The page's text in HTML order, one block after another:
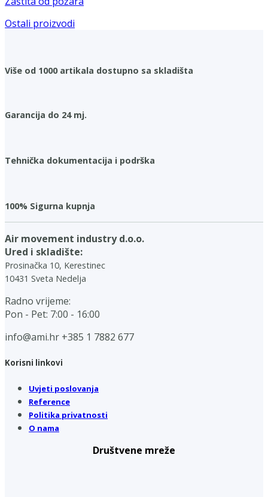
Ostali proizvodi
Više od 1000 artikala dostupno sa skladišta
Garancija do 24 mj.
Tehnička dokumentacija i podrška
100% Sigurna kupnja
Air movement industry d.o.o.
Ured i skladište:
Prosinačka 10, Kerestinec
10431 Sveta Nedelja
Radno vrijeme:
Pon - Pet: 7:00 - 16:00
info@ami.hr +385 1 7882 677
Korisni linkovi
Uvjeti poslovanja
Reference
Politika privatnosti
O nama
Društvene mreže